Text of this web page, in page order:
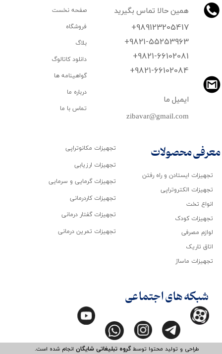
همین حالا تماس بگیرید
+989123205417
+9821-55253963
+9821-66102081
​​​​​​​+9821-66102084
zibavar@gmail.com
ایمیل ما
طراحی و تولید محتوا توسطگروه تبلیغاتی شایگانانجام شده است.​​​​​​​
تجهیزات ایستادن و راه رفتن
تجهیزات الکتروتراپی
انواع تخت
تجهیزات کودک
لوازم مصرفی
اتاق تاریک
تجهیزات ماساژ
صفحه نخست
فروشگاه
بلاگ
دانلود کاتالوگ
گواهینامه ها
درباره ما
تماس با ما
تجهیزات مکانوتراپی
تجهیزات ارزیابی
تجهیزات گرمایی و سرمایی
تجهیزات کاردرمانی
تجهیزات گفتار درمانی
تجهیزات تمرین درمانی
معرفی محصولات
شبکه های اجتماعی